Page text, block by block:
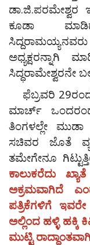
ಡಾ.ಜಿ.ಪರಮೇಶ್ವರ
ಕೂಡಾ
ಸಿದ್ಧರಾಮೇಶ್ವರನೇ
ಫೆಬ್ರವರಿ
ಮಾರ್ಚ್
ತಿಂಗಳಲ್ಲೇ
ಸಚಿವರ ಜೊತೆ
ತಮೇಗೇನೂ
ಕಾಲುಕರೆದು
ಅಕ್ರಮವಾಗಿದೆ
ಪತ್ರಿಕೆಗಳಿಗೆ
ಅಲ್ಲಿಂದ ಹಳ್ಳಿ ಹಕ್ಕಿ
ಮುಟ್ಟಿ